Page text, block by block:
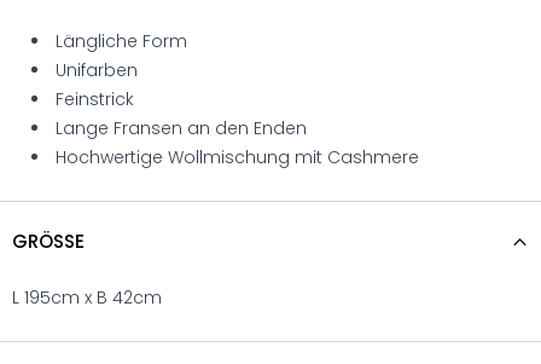
Längliche Form
Unifarben
Feinstrick
Lange Fransen an den Enden
Hochwertige Wollmischung mit Cashmere
GRÖSSE
L 195cm x B 42cm